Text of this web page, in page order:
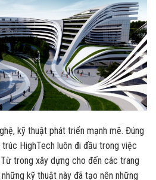
kỹ thuật phát triển mạnh mẽ. Đúng
HighTech luôn đi đầu trong việc
trong xây dựng cho đến các trang
kỹ thuật này đã tạo nên những